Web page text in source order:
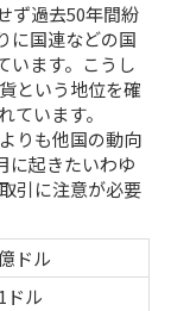
ず過去50年間紛
に国連などの国
います。こうし
という地位を確
ています。
りも他国の動向
に起きたいわゆ
引に注意が必要
ドル
ドル